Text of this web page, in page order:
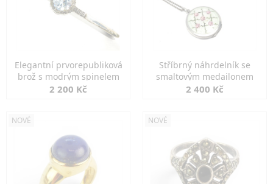
Elegantní prvorepubliková
brož s modrým spinelem
2 200 Kč
Stříbrný náhrdelník se
smaltovým medailonem
2 400 Kč
NOVÉ NOVÉ